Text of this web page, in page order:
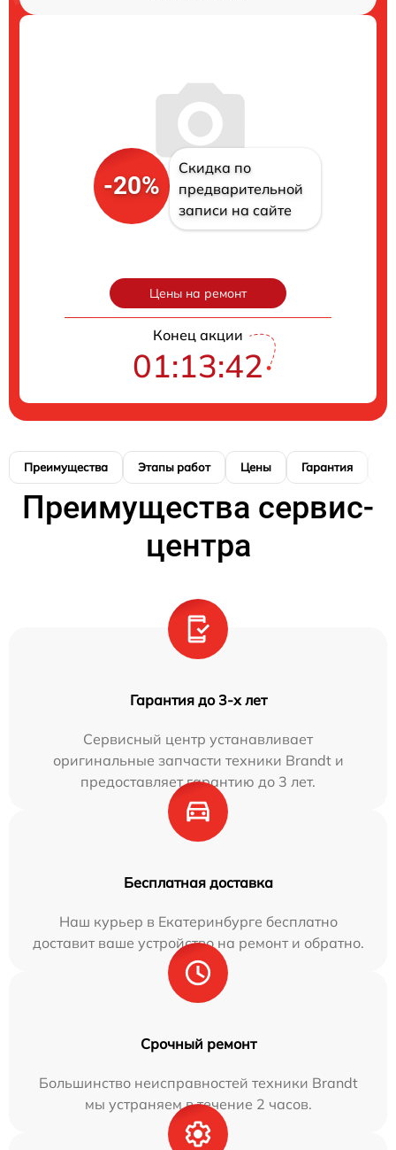
-20%
Скидка по
предварительной
записи на сайте
Цены на ремонт
Конец акции
01:13:41
Преимущества Этапы работ Цены Гарантия
Преимущества сервис-
центра
Гарантия до 3-х лет
Сервисный центр устанавливает
оригинальные запчасти техники Brandt и
предоставляет гарантию до 3 лет.
Бесплатная доставка
Наш курьер в Екатеринбурге бесплатно
доставит ваше устройство на ремонт и обратно.
Срочный ремонт
Большинство неисправностей техники Brandt
мы устраняем в течение 2 часов.